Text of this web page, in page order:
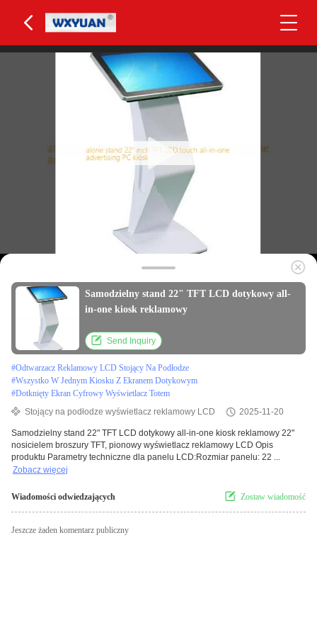
Samodzielny stand 22" TFT LCD dotykowy all-
in-one kiosk reklamowy
Send Inquiry
#Odtwarzacz Reklamowy LCD Stojący Na Podłodze
#Wszystko W Jednym Kiosku Z Ekranem Dotykowym
#Dotknięty Ekran Cyfrowy Wyświetlacz Totem
Stojący na podłodze wyświetlacz reklamowy LCD
2025-11-20
Samodzielny stand 22" TFT LCD dotykowy all-in-one kiosk reklamowy 22"
nosicielem broszury TFT, pionowy wyświetlacz reklamowy LCD Opis
produktu Parametry techniczne dla panelu LCD:Rozmiar panelu: 22 ...
Zobacz więcej
Wiadomości odwiedzających Zostaw wiadomość
Jeszcze żaden komentarz publiczny